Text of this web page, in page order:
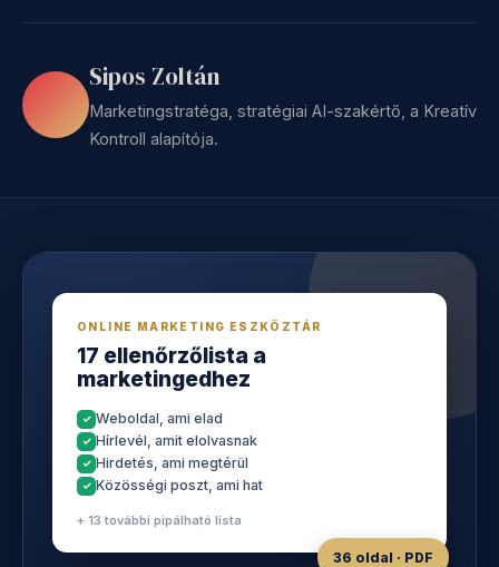
Sipos Zoltán
Marketingstratéga, stratégiai AI-szakértő, a Kreatív
Kontroll alapítója.
ONLINE MARKETING ESZKÖZTÁR
17 ellenőrzőlista a
marketingedhez
Weboldal, ami elad
Hírlevél, amit elolvasnak
Hirdetés, ami megtérül
Közösségi poszt, ami hat
+ 13 további pipálható lista
36 oldal · PDF